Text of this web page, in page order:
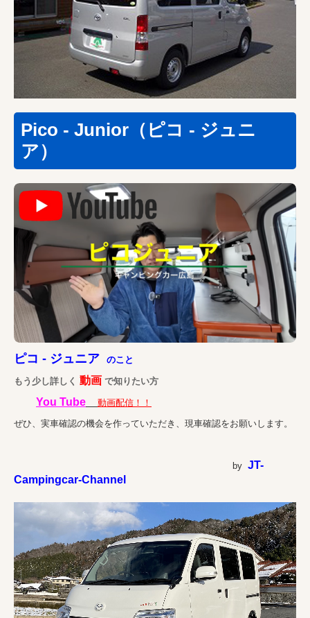
Pico - Junior（ピコ - ジュニ
ア）
ピコ - ジュニア のこと
もう少し詳しく 動画 で知りたい方
You Tube
動画配信！！
ぜひ、実車確認の機会を作っていただき、現車確認をお願いします。
by JT-
Campingcar-Channel